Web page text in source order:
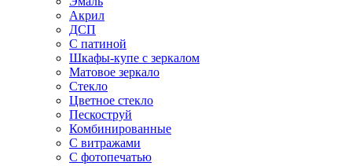
Акрил
ДСП
С патиной
Шкафы-купе с зеркалом
Матовое зеркало
Стекло
Цветное стекло
Пескоструй
Комбинированные
С витражами
С фотопечатью